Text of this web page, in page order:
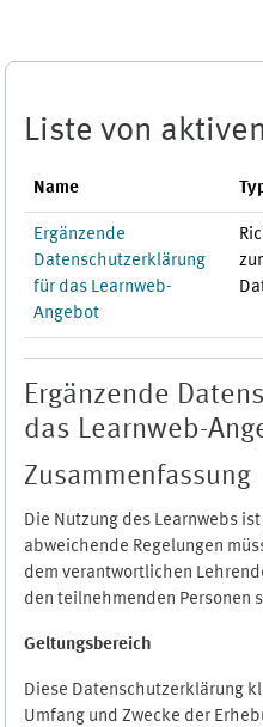
Liste von
Name
Ergänzende
Datenschutzerklärung
für das Learnweb-
Angebot
Ergänzende
das Learnweb-
Zusammenfassung
Die Nutzung des Learnwebs
abweichende Regelungen
dem verantwortlichen
den teilnehmenden Personen
Geltungsbereich
Diese Datenschutzerklärung
Umfang und Zwecke der